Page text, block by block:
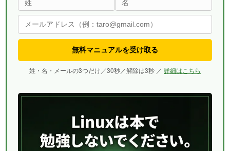
無料マニュアルを受け取る
姓・名・メールの3つだけ／30秒／解除は3秒 ／ 詳細はこちら